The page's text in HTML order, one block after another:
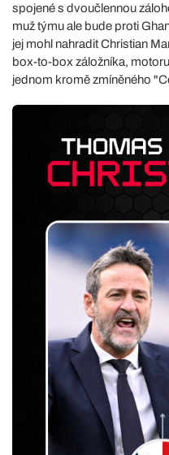
spojené s dvoučlennou
muž týmu ale bude proti
jej mohl nahradit Christian
box-to-box záložníka,
jednom kromě zmíněného